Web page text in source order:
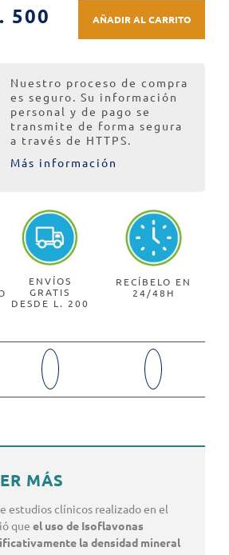
500 AÑADIR AL CARRITO
Nuestro proceso de compra
es seguro. Su información
personal y de pago se
transmite de forma segura
a través de HTTPS.
Más información
ENVÍOS
GRATIS
DESDE L. 200
RECÍBELO EN
24/48H
MÁS
estudios clínicos realizado en el
que el uso de Isoflavonas
la densidad mineral